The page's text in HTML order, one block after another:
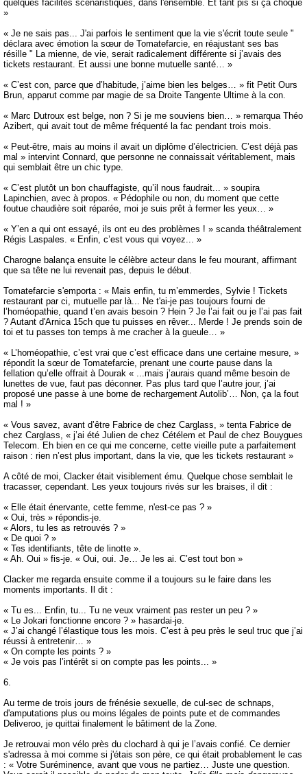
quelques facilités scénaristiques, dans l'ensemble. Et tant pis si ça choque
»
« Je ne sais pas... J'ai parfois le sentiment que la vie s'écrit toute seule "
déclara avec émotion la sœur de Tomatefarcie, en réajustant ses bas
résille " La mienne, de vie, serait radicalement différente si j’avais des
tickets restaurant. Et aussi une bonne mutuelle santé… »
« C’est con, parce que d’habitude, j’aime bien les belges… » fit Petit Ours
Brun, apparut comme par magie de sa Droite Tangente Ultime à la con.
« Marc Dutroux est belge, non ? Si je me souviens bien… » remarqua Théo
Azibert, qui avait tout de même fréquenté la fac pendant trois mois.
« Peut-être, mais au moins il avait un diplôme d’électricien. C’est déjà pas
mal » intervint Connard, que personne ne connaissait véritablement, mais
qui semblait être un chic type.
« C’est plutôt un bon chauffagiste, qu’il nous faudrait... » soupira
Lapinchien, avec à propos. « Pédophile ou non, du moment que cette
foutue chaudière soit réparée, moi je suis prêt à fermer les yeux… »
« Y’en a qui ont essayé, ils ont eu des problèmes ! » scanda théâtralement
Régis Laspales. « Enfin, c’est vous qui voyez... »
Charogne balança ensuite le célèbre acteur dans le feu mourant, affirmant
que sa tête ne lui revenait pas, depuis le début.
Tomatefarcie s'emporta : « Mais enfin, tu m’emmerdes, Sylvie ! Tickets
restaurant par ci, mutuelle par là... Ne t'ai-je pas toujours fourni de
l’homéopathie, quand t’en avais besoin ? Hein ? Je l’ai fait ou je l’ai pas fait
? Autant d'Arnica 15ch que tu puisses en rêver... Merde ! Je prends soin de
toi et tu passes ton temps à me cracher à la gueule… »
« L’homéopathie, c’est vrai que c’est efficace dans une certaine mesure, »
répondit la sœur de Tomatefarcie, prenant une courte pause dans la
fellation qu’elle offrait à Dourak « ...mais j’aurais quand même besoin de
lunettes de vue, faut pas déconner. Pas plus tard que l’autre jour, j’ai
proposé une passe à une borne de rechargement Autolib’… Non, ça la fout
mal ! »
« Vous savez, avant d’être Fabrice de chez Carglass, » tenta Fabrice de
chez Carglass, « j’ai été Julien de chez Cétélem et Paul de chez Bouygues
Telecom. Eh bien en ce qui me concerne, cette vieille pute a parfaitement
raison : rien n’est plus important, dans la vie, que les tickets restaurant »
A côté de moi, Clacker était visiblement ému. Quelque chose semblait le
tracasser, cependant. Les yeux toujours rivés sur les braises, il dit :
« Elle était énervante, cette femme, n'est-ce pas ? »
« Oui, très » répondis-je.
« Alors, tu les as retrouvés ? »
« De quoi ? »
« Tes identifiants, tête de linotte ».
« Ah. Oui » fis-je. « Oui, oui. Je… Je les ai. C’est tout bon »
Clacker me regarda ensuite comme il a toujours su le faire dans les
moments importants. Il dit :
« Tu es... Enfin, tu... Tu ne veux vraiment pas rester un peu ? »
« Le Jokari fonctionne encore ? » hasardai-je.
« J’ai changé l’élastique tous les mois. C’est à peu près le seul truc que j’ai
réussi à entretenir… »
« On compte les points ? »
« Je vois pas l’intérêt si on compte pas les points... »
6.
Au terme de trois jours de frénésie sexuelle, de cul-sec de schnaps,
d'amputations plus ou moins légales de points pute et de commandes
Deliveroo, je quittai finalement le bâtiment de la Zone.
Je retrouvai mon vélo près du clochard à qui je l’avais confié. Ce dernier
s'adressa à moi comme si j'étais son père, ce qui était probablement le cas
: « Votre Suréminence, avant que vous ne partiez… Juste une question.